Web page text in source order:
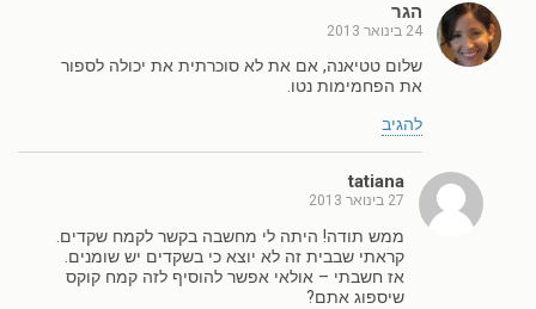
הגר
24 בינואר 2013
שלום טטיאנה, אם את לא סוכרתית את יכולה לספור
את הפחמימות נטו.
להגיב
tatiana
27 בינואר 2013
ממש תודה! היתה לי מחשבה בקשר לקמח שקדים.
קראתי שבבית זה לא יוצא כי בשקדים יש שומנים.
אז חשבתי – אולאי אפשר להוסיף לזה קמח קוקס
שיספוג אתם?